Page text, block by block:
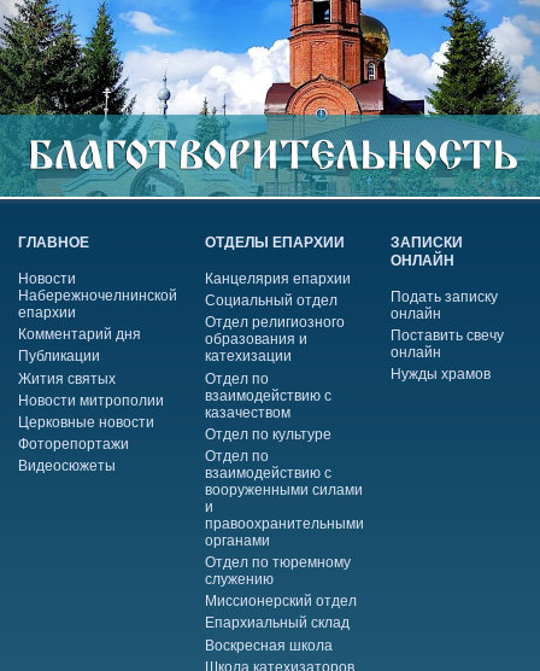
ГЛАВНОЕ
Новости
Набережночелнинской
епархии
Комментарий дня
Публикации
Жития святых
Новости митрополии
Церковные новости
Фоторепортажи
Видеосюжеты
ОТДЕЛЫ ЕПАРХИИ
Канцелярия епархии
Социальный отдел
Отдел религиозного
образования и
катехизации
Отдел по
взаимодействию с
казачеством
Отдел по культуре
Отдел по
взаимодействию с
вооруженными силами
и
правоохранительными
органами
Отдел по тюремному
служению
Миссионерский отдел
Епархиальный склад
Воскресная школа
Школа катехизаторов
ЗАПИСКИ
ОНЛАЙН
Подать записку
онлайн
Поставить свечу
онлайн
Нужды храмов